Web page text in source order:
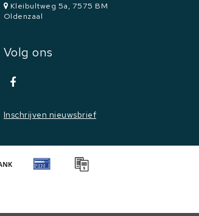
Kleibultweg 5a, 7575 BM
Oldenzaal
Volg ons
Inschrijven nieuwsbrief